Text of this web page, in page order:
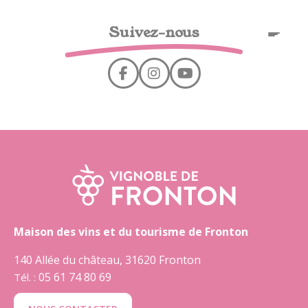
Suivez-nous
Maison des vins et du tourisme de Fronton
140 Allée du château, 31620 Fronton
Tél. : 05 61 74 80 69